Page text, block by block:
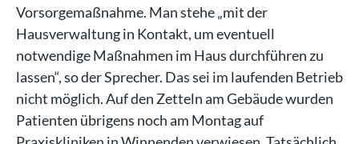
Vorsorgemaßnahme. Man stehe „mit der
Hausverwaltung in Kontakt, um eventuell
notwendige Maßnahmen im Haus durchführen zu
lassen“, so der Sprecher. Das sei im laufenden Betrieb
nicht möglich. Auf den Zetteln am Gebäude wurden
Patienten übrigens noch am Montag auf